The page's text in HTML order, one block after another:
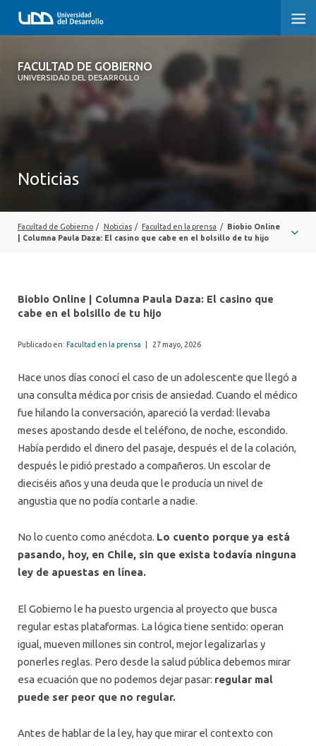
FACULTAD DE GOBIERNO
UNIVERSIDAD DEL DESARROLLO
FACULTAD DE GOBIERNO
EXTENSIÓN
Noticias
Facultad de Gobierno / Noticias / Facultad en la prensa /
Biobio Online
| Columna Paula Daza: El casino que cabe en el bolsillo de tu hijo
Biobio Online | Columna Paula Daza: El casino que
cabe en el bolsillo de tu hijo
Publicado en: Facultad en la prensa 27 mayo, 2026
Hace unos días conocí el caso de un adolescente que llegó a
una consulta médica por crisis de ansiedad. Cuando el médico
fue hilando la conversación, apareció la verdad: llevaba
meses apostando desde el teléfono, de noche, escondido.
Había perdido el dinero del pasaje, después el de la colación,
después le pidió prestado a compañeros. Un escolar de
dieciséis años y una deuda que le producía un nivel de
angustia que no podía contarle a nadie.
No lo cuento como anécdota. Lo cuento porque ya está
pasando, hoy, en Chile, sin que exista todavía ninguna
ley de apuestas en línea.
El Gobierno le ha puesto urgencia al proyecto que busca
regular estas plataformas. La lógica tiene sentido: operan
igual, mueven millones sin control, mejor legalizarlas y
ponerles reglas. Pero desde la salud pública debemos mirar
esa ecuación que no podemos dejar pasar: regular mal
puede ser peor que no regular.
Antes de hablar de la ley, hay que mirar el contexto con